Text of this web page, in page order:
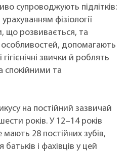
супроводжують підлітків:
фізіології
що розвивається, та
особливостей, допомагають
звички й роблять
спокійними та
на постійний зазвичай
років. У 12–14 років
мають 28 постійних зубів,
і фахівців у цей